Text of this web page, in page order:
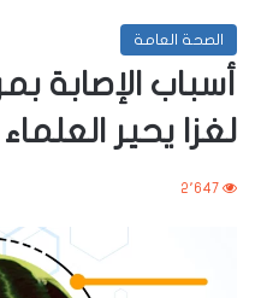
الصحة العامة
أسباب الإصابة
لغزا يحير العلماء
2٬647